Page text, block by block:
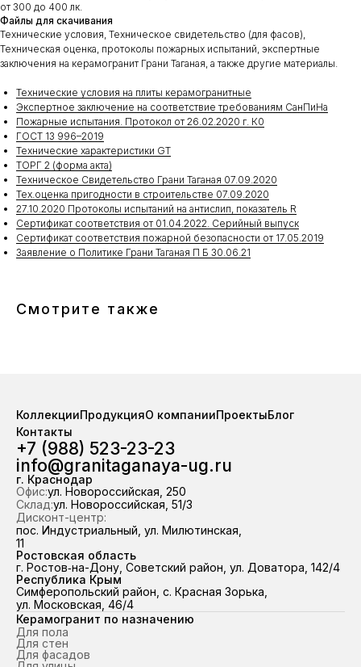
от 300 до 400 лк.
Файлы для скачивания
Технические условия, Техническое свидетельство (для фасов),
Техническая оценка, протоколы пожарных испытаний, экспертные
заключения на керамогранит Грани Таганая, а также другие материалы.
Технические условия на плиты керамогранитные
Экспертное заключение на соответствие требованиям СанПиНа
Пожарные испытания. Протокол от 26.02.2020 г. К0
ГОСТ 13 996–2019
Технические характеристики GT
ТОРГ 2 (форма акта)
Техническое Свидетельство Грани Таганая 07.09.2020
Тех.оценка пригодности в строительстве 07.09.2020
27.10.2020 Протоколы испытаний на антислип, показатель R
Сертификат соответствия от 01.04.2022. Серийный выпуск
Сертификат соответствия пожарной безопасности от 17.05.2019
Заявление о Политике Грани Таганая П Б 30.06.21
Смотрите также
КоллекцииПродукцияО компанииПроектыБлог
Контакты
+7 (988) 523-23-23
info@granitaganaya-ug.ru
г. Краснодар
Офис:ул. Новороссийская, 250
Склад:ул. Новороссийская, 51/3
Дисконт-центр:
пос. Индустриальный, ул. Милютинская,
11
Ростовская область
г. Ростов‑на-Дону, Советский район, ул. Доватора, 142/4
Республика Крым
Симферопольский район, с. Красная Зорька,
ул. Московская, 46/4
Керамогранит по назначению
Для пола
Для стен
Для фасадов